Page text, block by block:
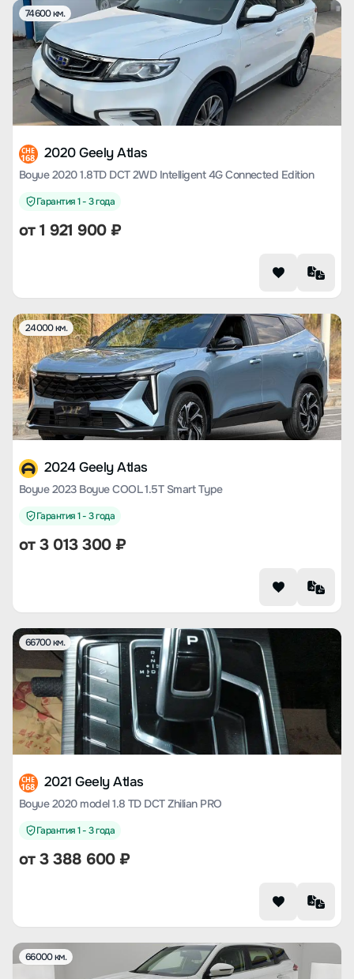
74600 км.
CHE
168 2020 Geely Atlas
Boyue 2020 1.8TD DCT 2WD Intelligent 4G Connected Edition
Гарантия 1 - 3 года
от1 921 900₽
24000 км.
2024 Geely Atlas
Boyue 2023 Boyue COOL 1.5T Smart Type
Гарантия 1 - 3 года
от3 013 300₽
66700 км.
CHE
168 2021 Geely Atlas
Boyue 2020 model 1.8 TD DCT Zhilian PRO
Гарантия 1 - 3 года
от3 388 600₽
66000 км.